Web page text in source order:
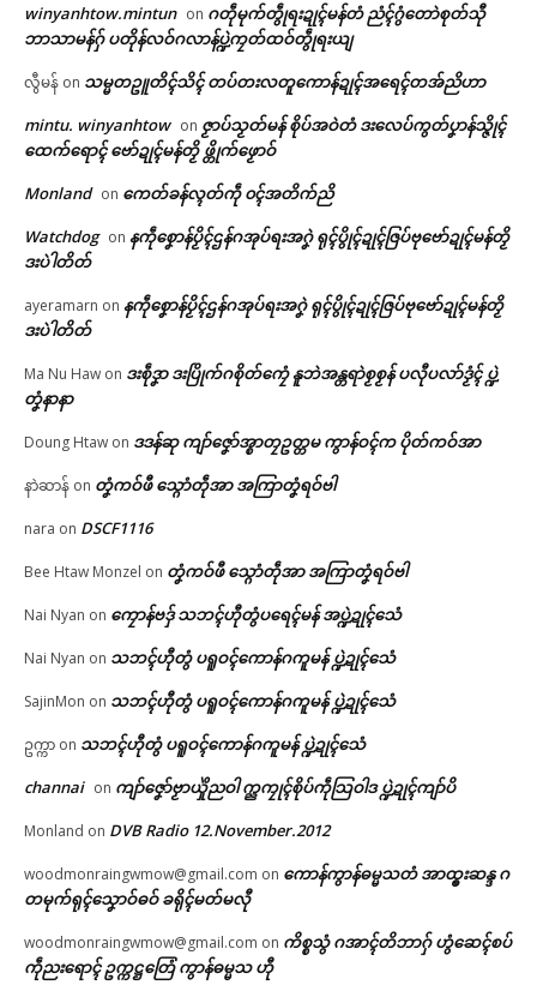
ဌာန်ပရိုၚ်ဗၠးၜးမန်
ရုဲစှ်
ပရိုၚ်လက္ကရဴအိုတ်
© ဌာန်ပရိုၚ်ဗၠးၜးမန်
သဒေံါဇူလဝ် ပရေၚ်ချဳဓရာၚ်ညး
ဗြဴဂှ် နူ CMWO က္လေၚ်စပ္တန်
In "ပရိုၚ်"
ရော …
လမ်ရော …
In "လိက်ပရေၚ်"
winyanhtow.mintun on ဂတဵုမုက်တွဵုရးဍုၚ်မန်တံ ညံၚ်ဂွံတောဲစုတ်သီု
ဘာသာမန်ဂှ် ပတိုန်လဝ်ဂလာန်ပ္ဍဲကၠတ်ထဝ်တွဵုရးယျ
လွီမန် on သမ္မတဥူတိၚ်သိၚ် တပ်တးလတူကောန်ဍုၚ်အရေၚ်တအ်ညိဟာ
mintu. winyanhtow on ဇၟာပ်သၟတ်မန် စိုပ်အဝဲတံ ဒးလေပ်ကွတ်ပၞာန်သ္ဇိုၚ်
ထေက်ရောၚ် ဗော်ဍုၚ်မန်တၟိ ဖ္တိုက်ဖၟောဝ်
Monland on ကေတ်ခန်လ္ၚတ်ကဵု ၀ၚ်အတိက်ညိ
Watchdog on နကဵုစၞောန်ပၟိၚ်ဌန်ဂအုပ်ရးအဂၞဲ ရုၚ်ပွိုၚ်ဍုၚ်ဇြပ်ဗုဗော်ဍုၚ်မန်တၟိ
ဒးပဲါတိတ်
ayeramarn on နကဵုစၞောန်ပၟိၚ်ဌန်ဂအုပ်ရးအဂၞဲ ရုၚ်ပွိုၚ်ဍုၚ်ဇြပ်ဗုဗော်ဍုၚ်မန်တၟိ
ဒးပဲါတိတ်
Ma Nu Haw on ဒးစဵုဒၞာ ဒးပြိုက်ဂစိုတ်ကၠေံ နူဘဲအန္တရာဲစၟစၟန် ပလီုပလာ်ဒၟံၚ် ပ္ဍဲ
တၞံနာနာ
Doung Htaw on ဒဒန်ဆု ကျာ်ဇၞော်အ္စာတၠဥတ္တမ ကွာန်ဝၚ်က ပိုတ်ကဝ်အာ
နာဲဆာန် on တၞံကဝ်ဖီ သ္ဂောံတဵုအာ အကြာတၞံရဝ်ဗါ
nara on DSCF1116
Bee Htaw Monzel on တၞံကဝ်ဖီ သ္ဂောံတဵုအာ အကြာတၞံရဝ်ဗါ
Nai Nyan on ကၠောန်ဗဒှ် သဘၚ်ဟီုတွံပရေၚ်မန် အပ္ဍဲဍုၚ်သေံ
Nai Nyan on သဘၚ်ဟီုတွံ ပရူဝၚ်ကောန်ဂကူမန် ပ္ဍဲဍုၚ်သေံ
SajinMon on သဘၚ်ဟီုတွံ ပရူဝၚ်ကောန်ဂကူမန် ပ္ဍဲဍုၚ်သေံ
ဥက္ကာ on သဘၚ်ဟီုတွံ ပရူဝၚ်ကောန်ဂကူမန် ပ္ဍဲဍုၚ်သေံ
channai on ကျာ်ဇၞော်ဗၟာယှိုဲညဝါ က္ညကၠုၚ်စိုပ်ကဵုသြဝါဒ ပ္ဍဲဍုၚ်ကျာ်ပိ
Monland on DVB Radio 12.November.2012
woodmonraingwmow@gmail.com on ကောန်ကွာန်ဓမ္မသတံ အာထ္ၜးဆန္ဒ ဂ
တမုက်ရုၚ်သၞောဝ်ဓဝ် ခရိုၚ်မတ်မလီု
woodmonraingwmow@gmail.com on ကိစ္စသွံ ဂအာၚ်တိဘာဂှ် ဟွံဆေၚ်စပ်
ကဵုညးရောၚ် ဥက္ကဋ္ဌတြေံ ကွာန်ဓမ္မသ ဟီု